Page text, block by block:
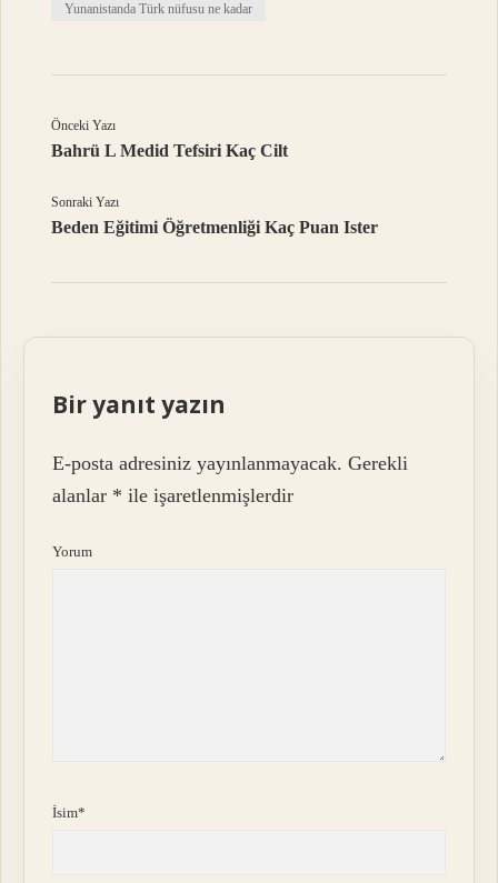
Yunanistanda Türk nüfusu ne kadar
Önceki Yazı
Bahrü L Medid Tefsiri Kaç Cilt
Sonraki Yazı
Beden Eğitimi Öğretmenliği Kaç Puan Ister
Bir yanıt yazın
E-posta adresiniz yayınlanmayacak. Gerekli
alanlar * ile işaretlenmişlerdir
Yorum
İsim*